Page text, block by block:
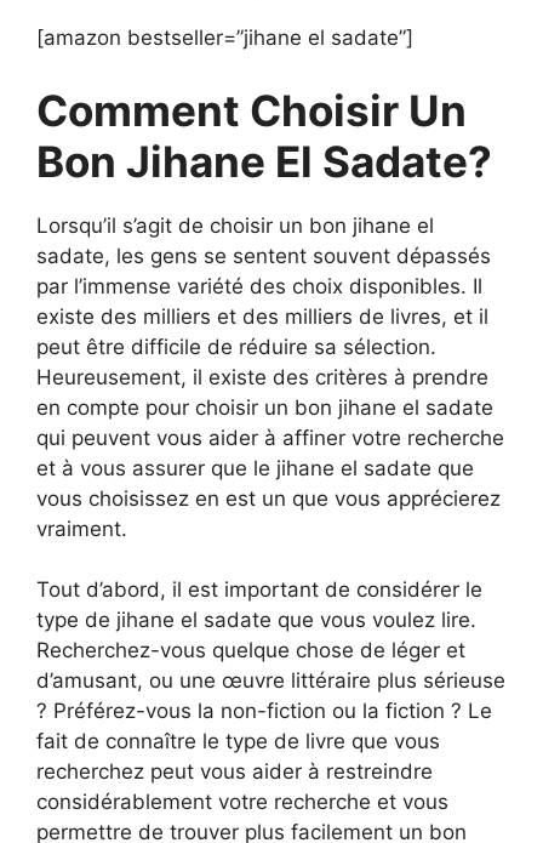
[amazon bestseller=”jihane el sadate”]
Comment Choisir Un
Bon Jihane El Sadate?
Lorsqu’il s’agit de choisir un bon jihane el
sadate, les gens se sentent souvent dépassés
par l’immense variété des choix disponibles. Il
existe des milliers et des milliers de livres, et il
peut être difficile de réduire sa sélection.
Heureusement, il existe des critères à prendre
en compte pour choisir un bon jihane el sadate
qui peuvent vous aider à affiner votre recherche
et à vous assurer que le jihane el sadate que
vous choisissez en est un que vous apprécierez
vraiment.
Tout d’abord, il est important de considérer le
type de jihane el sadate que vous voulez lire.
Recherchez-vous quelque chose de léger et
d’amusant, ou une œuvre littéraire plus sérieuse
? Préférez-vous la non-fiction ou la fiction ? Le
fait de connaître le type de livre que vous
recherchez peut vous aider à restreindre
considérablement votre recherche et vous
permettre de trouver plus facilement un bon